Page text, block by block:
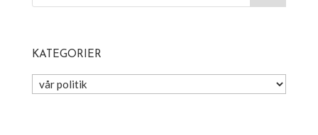
KATEGORIER
Kategorier